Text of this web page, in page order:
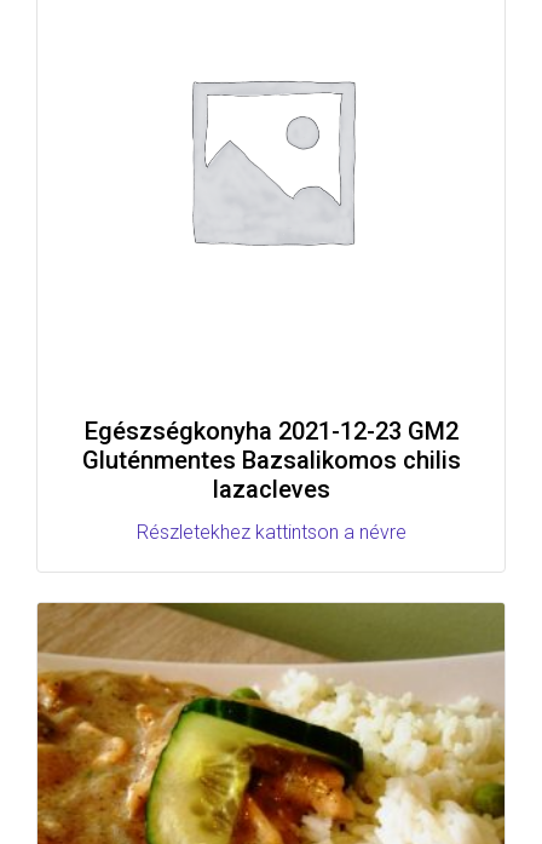
Egészségkonyha 2021-12-23 GM2
Gluténmentes Bazsalikomos chilis
lazacleves
Részletekhez kattintson a névre